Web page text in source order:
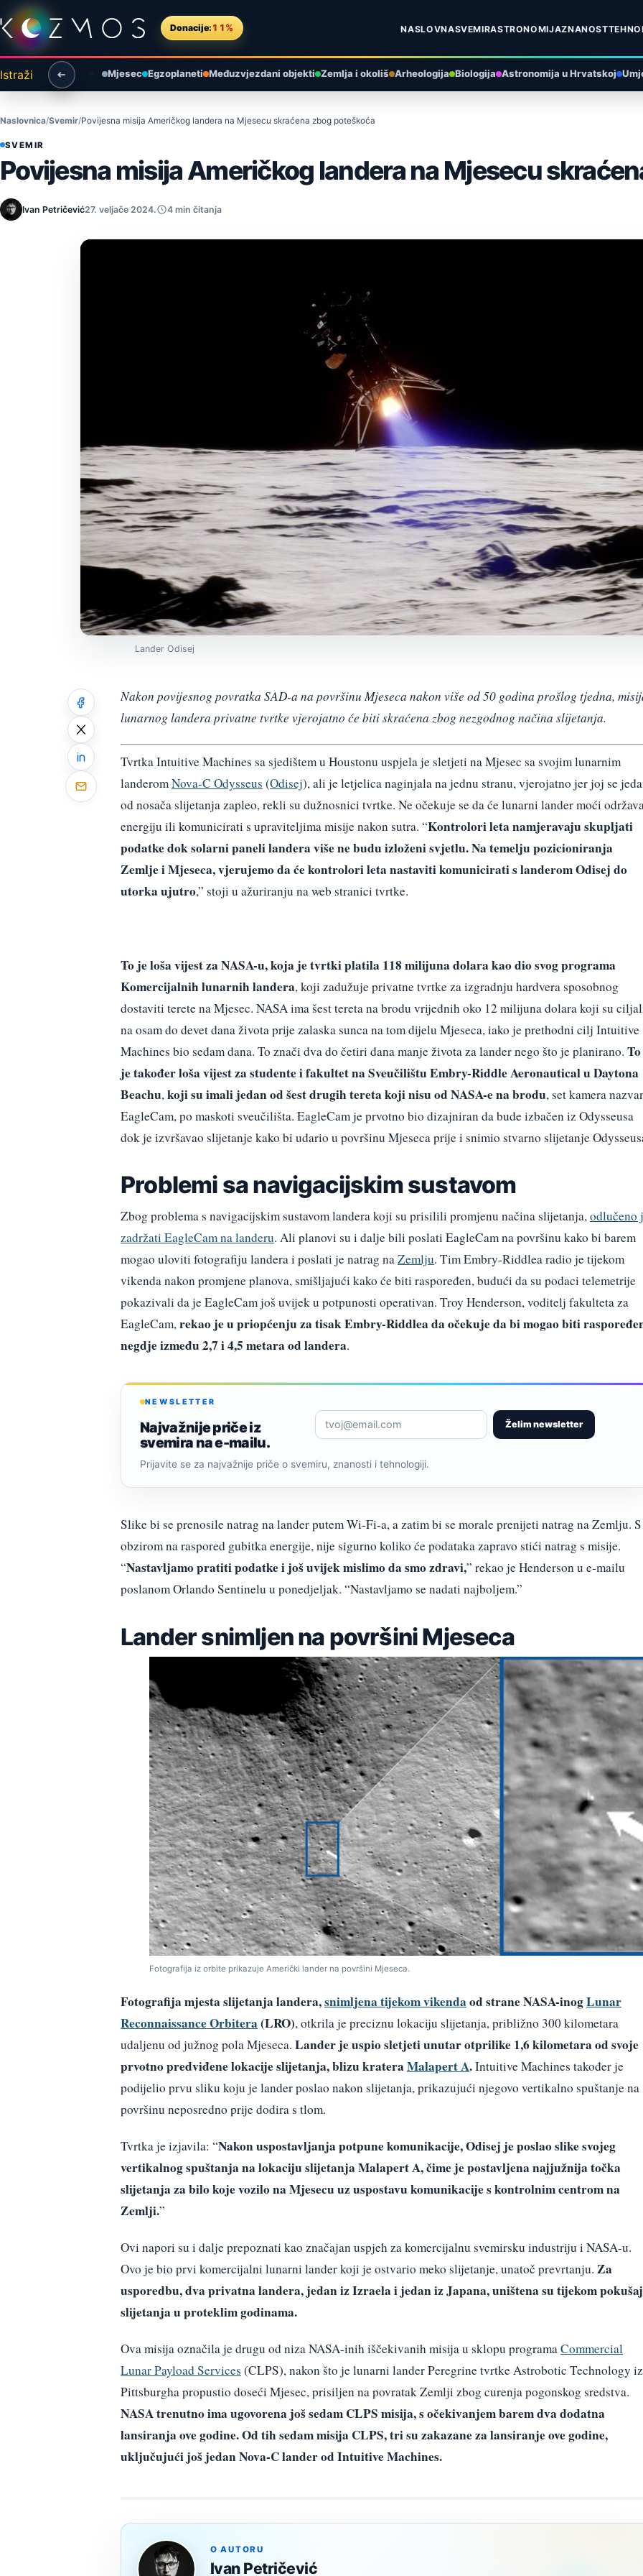
Preskoči na sadržaj
Donacije: 11% NASLOVNASVEMIRASTRONOMIJAZNANOST
Istraži Mjesec Egzoplaneti Međuzvjezdani objekti Zemlja i okoliš Arheologija Biologija Astronomija u Hrvatskoj
Naslovnica Svemir Povijesna misija Američkog landera na Mjesecu skraćena zbog poteškoća
SVEMIR
Povijesna misija Američkog landera na Mjesecu
Ivan Petričević27. veljače 2024. 4 min čitanja
Lander Odisej
Nakon povijesnog povratka SAD-a na površinu Mjeseca nakon više od 50 godina prošlog tjedna,
lunarnog landera privatne tvrtke vjerojatno će biti skraćena zbog nezgodnog načina slijetanja.
Tvrtka Intuitive Machines sa sjedištem u Houstonu uspjela je sletjeti na Mjesec sa svojim lunarnim
landeromNova-C Odysseus (Odisej), ali je letjelica naginjala na jednu stranu, vjerojatno jer joj se
od nosača slijetanja zapleo, rekli su dužnosnici tvrtke. Ne očekuje se da će lunarni lander moći
energiju ili komunicirati s upraviteljima misije nakon sutra. “Kontrolori leta namjeravaju skupljati
podatke dok solarni paneli landera više ne budu izloženi svjetlu. Na temelju pozicioniranja
Zemlje i Mjeseca, vjerujemo da će kontrolori leta nastaviti komunicirati s landerom Odisej do
utorka ujutro,” stoji u ažuriranju na web stranici tvrtke.
To je loša vijest za NASA-u, koja je tvrtki platila 118 milijuna dolara kao dio svog programa
Komercijalnih lunarnih landera, koji zadužuje privatne tvrtke za izgradnju hardvera sposobnog
dostaviti terete na Mjesec. NASA ima šest tereta na brodu vrijednih oko 12 milijuna dolara koji su
na osam do devet dana života prije zalaska sunca na tom dijelu Mjeseca, iako je prethodni cilj Intuitive
Machines bio sedam dana. To znači dva do četiri dana manje života za lander nego što je planirano. To
je također loša vijest za studente i fakultet na Sveučilištu Embry-Riddle Aeronautical u Daytona
Beachu,koji su imali jedan od šest drugih tereta koji nisu od NASA-e na brodu, set kamera
EagleCam, po maskoti sveučilišta. EagleCam je prvotno bio dizajniran da bude izbačen iz Odysseusa
dok je izvršavao slijetanje kako bi udario u površinu Mjeseca prije i snimio stvarno slijetanje
Problemi sa navigacijskim sustavom
Zbog problema s navigacijskim sustavom landera koji su prisilili promjenu načina slijetanja, odlučeno
zadržati EagleCam na landeru. Ali planovi su i dalje bili poslati EagleCam na površinu kako bi barem
mogao uloviti fotografiju landera i poslati je natrag na Zemlju. Tim Embry-Riddlea radio je tijekom
vikenda nakon promjene planova, smišljajući kako će biti raspoređen, budući da su podaci telemetrije
pokazivali da je EagleCam još uvijek u potpunosti operativan. Troy Henderson, voditelj fakulteta za
EagleCam, rekao je u priopćenju za tisak Embry-Riddlea da očekuje da bi mogao biti
negdje između 2,7 i 4,5 metara od landera.
NEWSLETTER
Najvažnije priče iz
svemira na e-mailu.
Želim newsletter
Prijavite se za najvažnije priče o svemiru, znanosti i tehnologiji.
Slike bi se prenosile natrag na lander putem Wi-Fi-a, a zatim bi se morale prenijeti natrag na Zemlju. S
obzirom na raspored gubitka energije, nije sigurno koliko će podataka zapravo stići natrag s misije.
“Nastavljamo pratiti podatke i još uvijek mislimo da smo zdravi,” rekao je Henderson u e-mailu
poslanom Orlando Sentinelu u ponedjeljak. “Nastavljamo se nadati najboljem.”
Lander snimljen na površini Mjeseca
Fotografija iz orbite prikazuje Američki lander na površini Mjeseca.
Fotografija mjesta slijetanja landera,snimljena tijekom vikenda od strane NASA-inogLunar
Reconnaissance Orbitera (LRO), otkrila je preciznu lokaciju slijetanja, približno 300 kilometara
udaljenu od južnog pola Mjeseca. Lander je uspio sletjeti unutar otprilike 1,6 kilometara od svoje
prvotno predviđene lokacije slijetanja, blizu kratera Malapert A.Intuitive Machines također je
podijelio prvu sliku koju je lander poslao nakon slijetanja, prikazujući njegovo vertikalno spuštanje na
površinu neposredno prije dodira s tlom.
Tvrtka je izjavila: “Nakon uspostavljanja potpune komunikacije, Odisej je poslao slike svojeg
vertikalnog spuštanja na lokaciju slijetanja Malapert A, čime je postavljena najjužnija točka
slijetanja za bilo koje vozilo na Mjesecu uz uspostavu komunikacije s kontrolnim centrom na
Zemlji.”
Ovi napori su i dalje prepoznati kao značajan uspjeh za komercijalnu svemirsku industriju i NASA-u.
Ovo je bio prvi komercijalni lunarni lander koji je ostvario meko slijetanje, unatoč prevrtanju. Za
usporedbu, dva privatna landera, jedan iz Izraela i jedan iz Japana, uništena su tijekom
slijetanja u proteklim godinama.
Ova misija označila je drugu od niza NASA-inih iščekivanih misija u sklopu programaCommercial
Lunar Payload Services (CLPS), nakon što je lunarni lander Peregrine tvrtke Astrobotic Technology iz
Pittsburgha propustio doseći Mjesec, prisiljen na povratak Zemlji zbog curenja pogonskog sredstva.
NASA trenutno ima ugovorena još sedam CLPS misija, s očekivanjem barem dva dodatna
lansiranja ove godine. Od tih sedam misija CLPS, tri su zakazane za lansiranje ove godine,
uključujući još jedan Nova-C lander od Intuitive Machines.
O AUTORU
Ivan Petričević